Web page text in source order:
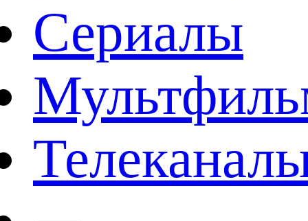
Сериалы